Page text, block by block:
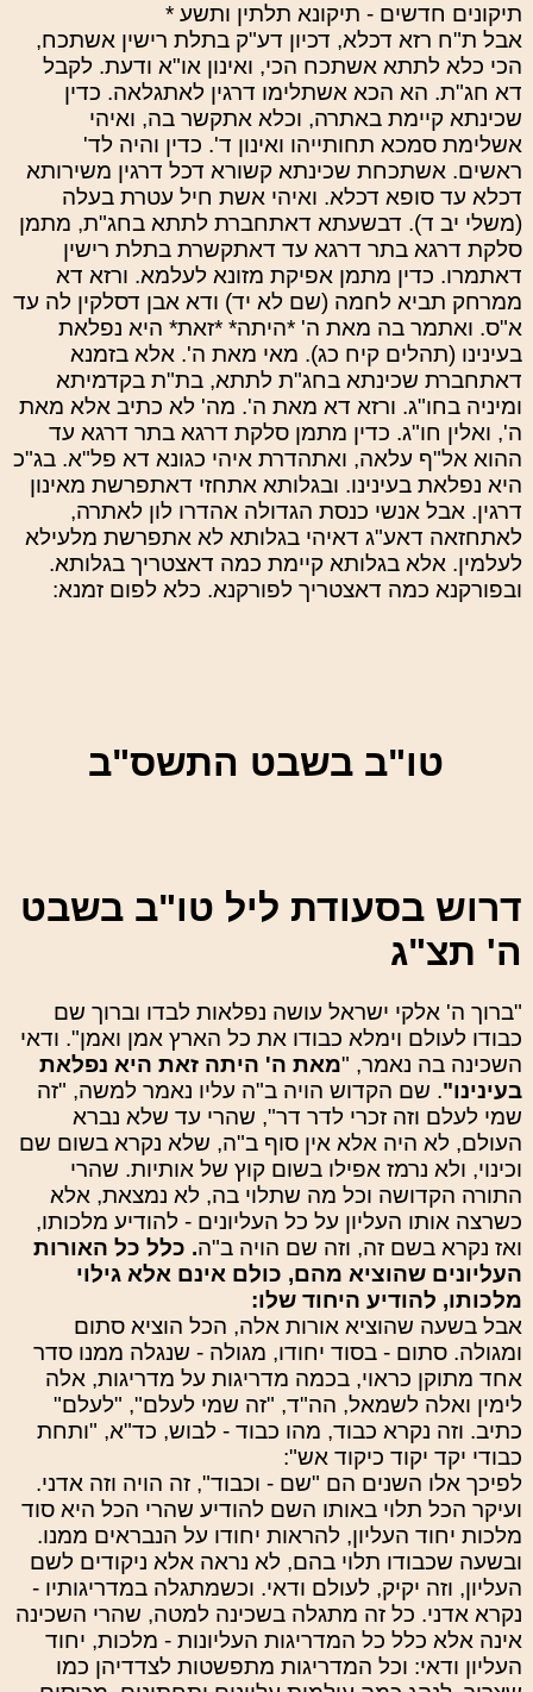
תיקונים חדשים - תיקונא תלתין ותשע *
אבל ת"ח רזא דכלא, דכיון דע"ק בתלת רישין אשתכח,
הכי כלא לתתא אשתכח הכי, ואינון או"א ודעת. לקבל
דא חג"ת. הא הכא אשתלימו דרגין לאתגלאה. כדין
שכינתא קיימת באתרה, וכלא אתקשר בה, ואיהי
אשלימת סמכא תחותייהו ואינון ד'. כדין והיה לד'
ראשים. אשתכחת שכינתא קשורא דכל דרגין משירותא
דכלא עד סופא דכלא. ואיהי אשת חיל עטרת בעלה
(משלי יב ד). דבשעתא דאתחברת לתתא בחג"ת, מתמן
סלקת דרגא בתר דרגא עד דאתקשרת בתלת רישין
דאתמרו. כדין מתמן אפיקת מזונא לעלמא. ורזא דא
ממרחק תביא לחמה (שם לא יד) ודא אבן דסלקין לה עד
א"ס. ואתמר בה מאת ה' *היתה* *זאת* היא נפלאת
בעינינו (תהלים קיח כג). מאי מאת ה'. אלא בזמנא
דאתחברת שכינתא בחג"ת לתתא, בת"ת בקדמיתא
ומיניה בחו"ג. ורזא דא מאת ה'. מה' לא כתיב אלא מאת
ה', ואלין חו"ג. כדין מתמן סלקת דרגא בתר דרגא עד
ההוא אל"ף עלאה, ואתהדרת איהי כגונא דא פל"א. בג"כ
היא נפלאת בעינינו. ובגלותא אתחזי דאתפרשת מאינון
דרגין. אבל אנשי כנסת הגדולה אהדרו לון לאתרה,
לאתחזאה דאע"ג דאיהי בגלותא לא אתפרשת מלעילא
לעלמין. אלא בגלותא קיימת כמה דאצטריך בגלותא.
ובפורקנא כמה דאצטריך לפורקנא. כלא לפום זמנא:
טו"ב בשבט התשס"ב
דרוש בסעודת ליל טו"ב בשבט
ה' תצ"ג
"ברוך ה' אלקי ישראל עושה נפלאות לבדו וברוך שם
כבודו לעולם וימלא כבודו את כל הארץ אמן ואמן". ודאי
השכינה בה נאמר, "מאת ה' היתה זאת היא נפלאת
בעינינו". שם הקדוש הויה ב"ה עליו נאמר למשה, "זה
שמי לעלם וזה זכרי לדר דר", שהרי עד שלא נברא
העולם, לא היה אלא אין סוף ב"ה, שלא נקרא בשום שם
וכינוי, ולא נרמז אפילו בשום קוץ של אותיות. שהרי
התורה הקדושה וכל מה שתלוי בה, לא נמצאת, אלא
כשרצה אותו העליון על כל העליונים - להודיע מלכותו,
ואז נקרא בשם זה, וזה שם הויה ב"ה. כלל כל האורות
העליונים שהוציא מהם, כולם אינם אלא גילוי
מלכותו, להודיע היחוד שלו:
אבל בשעה שהוציא אורות אלה, הכל הוציא סתום
ומגולה. סתום - בסוד יחודו, מגולה - שנגלה ממנו סדר
אחד מתוקן כראוי, בכמה מדריגות על מדריגות, אלה
לימין ואלה לשמאל, הה"ד, "זה שמי לעלם", "לעלם"
כתיב. וזה נקרא כבוד, מהו כבוד - לבוש, כד"א, "ותחת
כבודי יקד יקוד כיקוד אש":
לפיכך אלו השנים הם "שם - וכבוד", זה הויה וזה אדני.
ועיקר הכל תלוי באותו השם להודיע שהרי הכל היא סוד
מלכות יחוד העליון, להראות יחודו על הנבראים ממנו.
ובשעה שכבודו תלוי בהם, לא נראה אלא ניקודים לשם
העליון, וזה יקיק, לעולם ודאי. וכשמתגלה במדריגותיו -
נקרא אדני. כל זה מתגלה בשכינה למטה, שהרי השכינה
אינה אלא כלל כל המדריגות העליונות - מלכות, יחוד
העליון ודאי: וכל המדריגות מתפשטות לצדדיהן כמו